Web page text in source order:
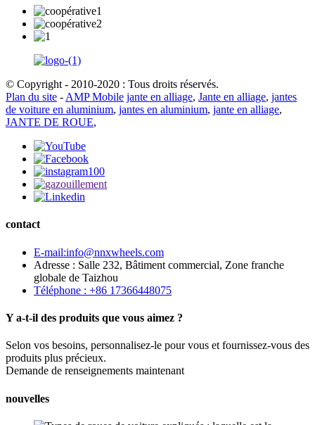
© Copyright - 2010-2020 : Tous droits réservés.
Plan du site - AMP Mobile jante en alliage, Jante en alliage, jantes
de voiture en aluminium, jantes en aluminium, jante en alliage,
JANTE DE ROUE,
contact
E-mail:info@nnxwheels.com
Adresse : Salle 232, Bâtiment commercial, Zone franche
globale de Taizhou
Téléphone : +86 17366448075
Y a-t-il des produits que vous aimez ?
Selon vos besoins, personnalisez-le pour vous et fournissez-vous des
produits plus précieux.
Demande de renseignements maintenant
nouvelles